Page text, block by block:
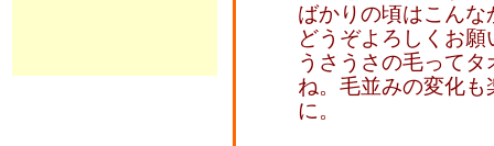
ばかりの頃はこん
どうぞよろしくお願
うさうさの毛って
ね。毛並みの変化
に。